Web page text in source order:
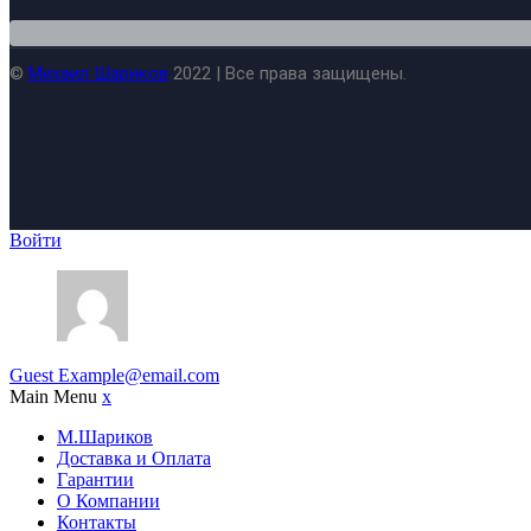
© Михаил Шариков 2022 | Все права защищены.
Войти
Guest Example@email.com
Main Menu x
М.Шариков
Доставка и Оплата
Гарантии
О Компании
Контакты